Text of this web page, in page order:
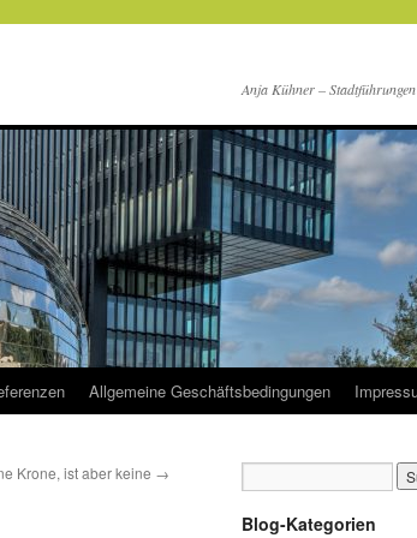
Anja Kühner – Stadtführungen
Allgemeine Geschäftsbedingungen
Krone, ist aber keine →
Blog-Kategorien